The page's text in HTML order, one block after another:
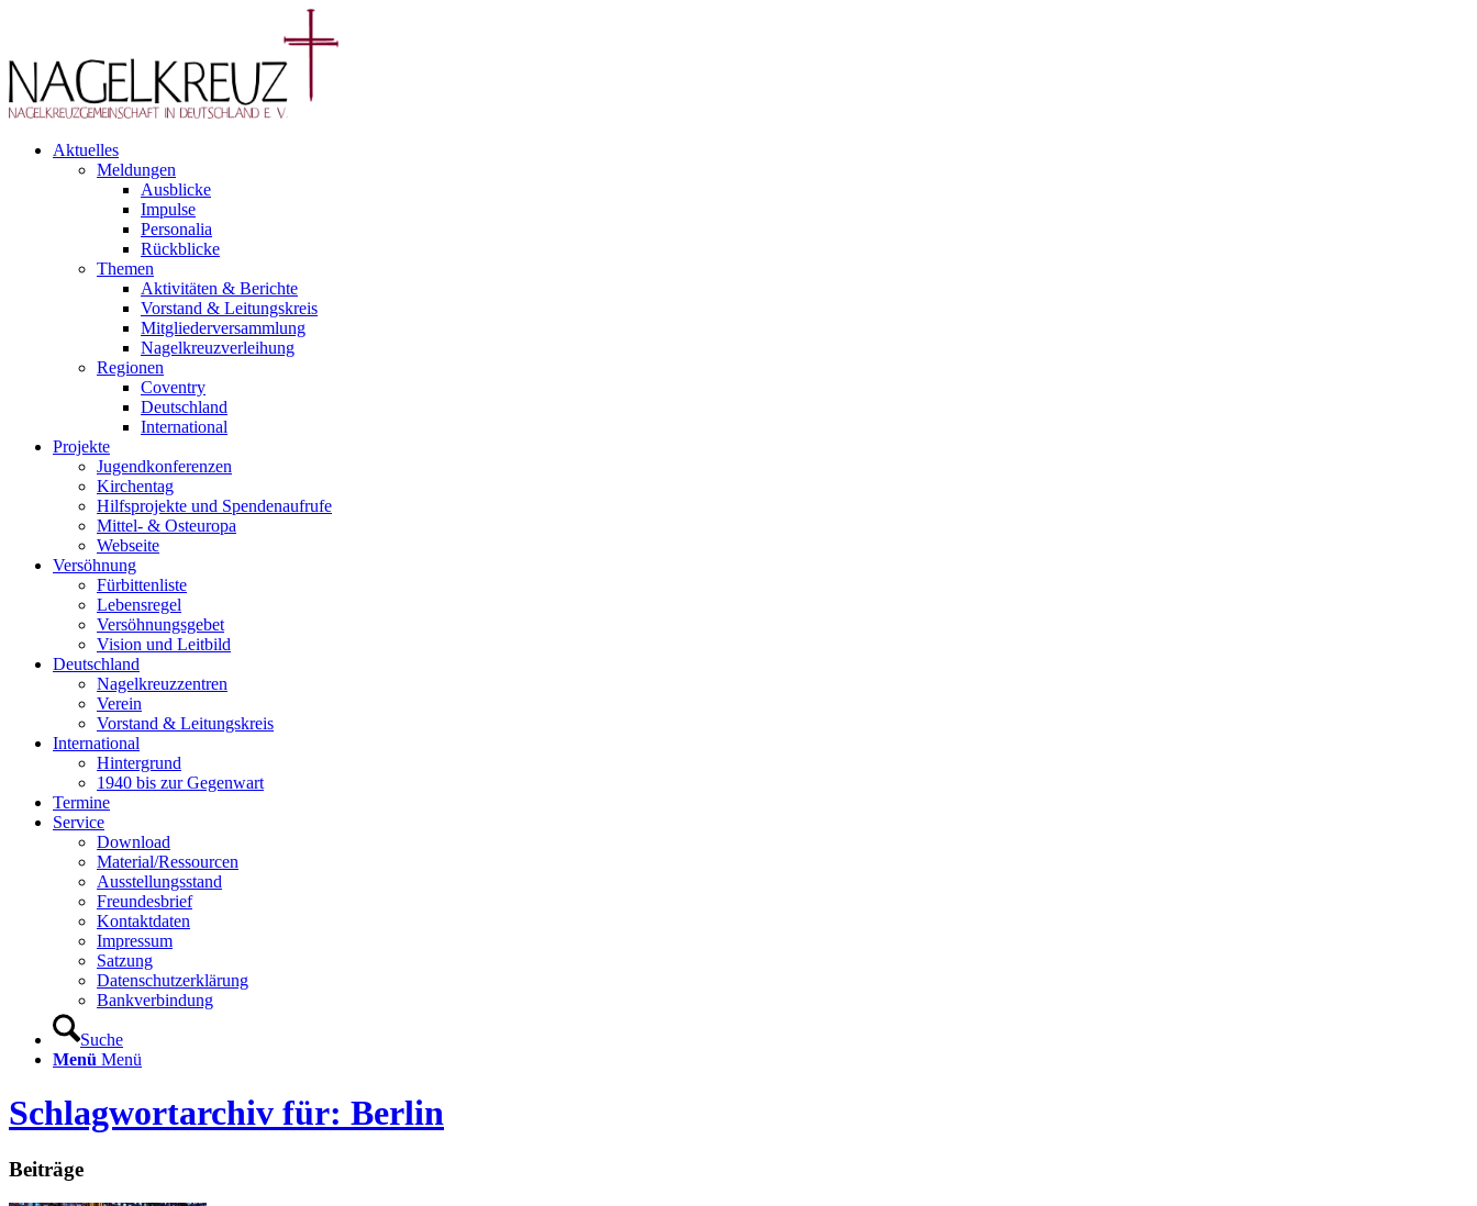
Aktuelles
Meldungen
Ausblicke
Impulse
Personalia
Rückblicke
Themen
Aktivitäten & Berichte
Vorstand & Leitungskreis
Mitgliederversammlung
Nagelkreuzverleihung
Regionen
Coventry
Deutschland
International
Projekte
Jugendkonferenzen
Kirchentag
Hilfsprojekte und Spendenaufrufe
Mittel- & Osteuropa
Webseite
Versöhnung
Fürbittenliste
Lebensregel
Versöhnungsgebet
Vision und Leitbild
Deutschland
Nagelkreuzzentren
Verein
Vorstand & Leitungskreis
International
Hintergrund
1940 bis zur Gegenwart
Termine
Service
Download
Material/Ressourcen
Ausstellungsstand
Freundesbrief
Kontaktdaten
Impressum
Satzung
Datenschutzerklärung
Bankverbindung
Suche
Menü Menü
Schlagwortarchiv für: Berlin
Beiträge